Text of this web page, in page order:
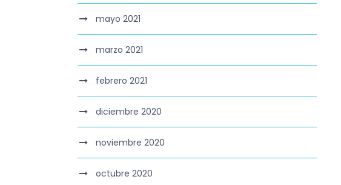
mayo 2021
marzo 2021
febrero 2021
diciembre 2020
noviembre 2020
octubre 2020